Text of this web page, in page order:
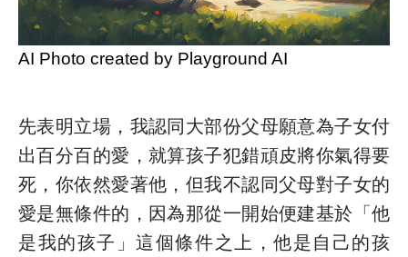
AI Photo created by Playground AI
先表明立場，我認同大部份父母願意為子女付
出百分百的愛，就算孩子犯錯頑皮將你氣得要
死，你依然愛著他，但我不認同父母對子女的
愛是無條件的，因為那從一開始便建基於「他
是我的孩子」這個條件之上，他是自己的孩